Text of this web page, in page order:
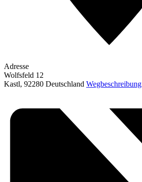
Adresse
Wolfsfeld 12
Kastl, 92280 Deutschland Wegbeschreibung